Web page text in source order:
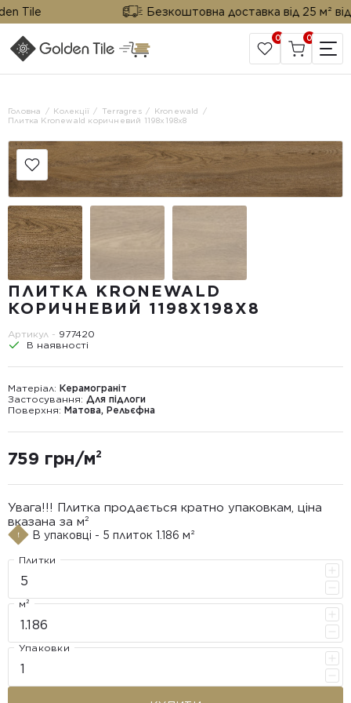
Tile Безкоштовна доставка від 25 м² від
САЙТ КОМПАНІЇ
0 0
Головна Колекції Terragres
Kronewald
Плитка Kronewald коричневий 1198х198x8
ПЛИТКА KRONEWALD
КОРИЧНЕВИЙ 1198Х198X8
Артикул - 977420
В наявності
Матеріал: Керамограніт
Застосування: Для підлоги
Поверхня: Матова, Рельєфна
759 грн/м²
Увага!!! Плитка продається кратно упаковкам, ціна
вказана за м²
В упаковці - 5 плиток 1.186 м²
Плитки
м²
Упаковки